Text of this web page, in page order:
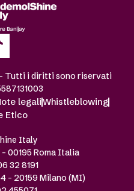
Tutti i diritti sono riservati
legaliWhistleblowing
Etico
Italy
00195 Roma Italia
32 8191
– 20159 Milano (MI)